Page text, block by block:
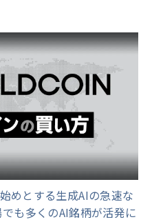
めとする生成AIの急速な
も多くのAI銘柄が活発に